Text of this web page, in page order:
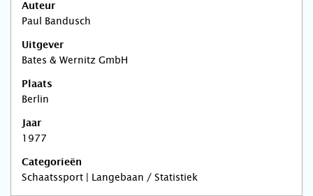
Auteur
Paul Bandusch
Uitgever
Bates & Wernitz GmbH
Plaats
Berlin
Jaar
1977
Categorieën
Schaatssport | Langebaan / Statistiek